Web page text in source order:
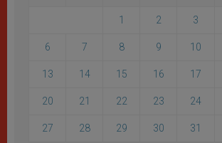
1 2 3
6 7 8 9 10
13 14 15 16 17
20 21 22 23 24
27 28 29 30 31